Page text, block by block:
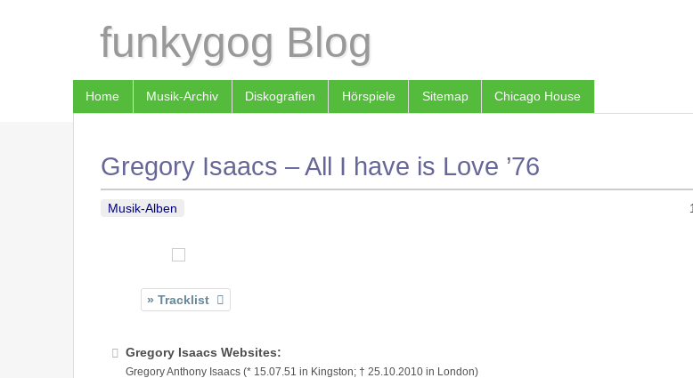
funkygog Blog
Home Musik-Archiv Diskografien Hörspiele Sitemap Chicago House
Gregory Isaacs – All I have is Love ’76
Musik-Alben
Tracklist
Gregory Isaacs Websites:
Gregory Anthony Isaacs (* 15.07.51 in Kingston; † 25.10.2010 in London)